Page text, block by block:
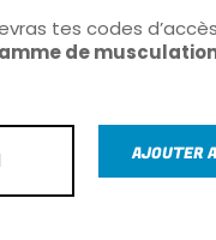
tes codes
de
AJOUTER